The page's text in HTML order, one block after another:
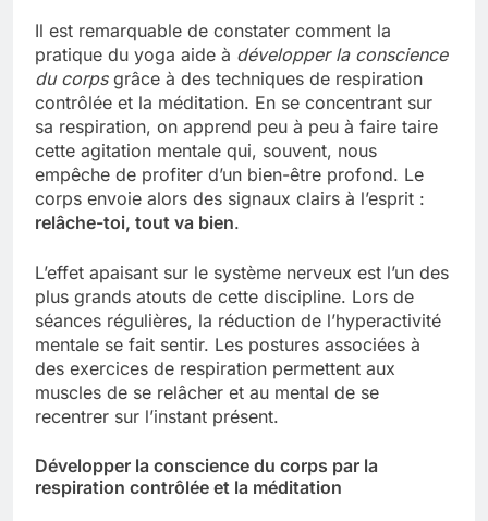
Il est remarquable de constater comment la
pratique du yoga aide à développer la conscience
du corpsgrâce à des techniques de respiration
contrôlée et la méditation. En se concentrant sur
sa respiration, on apprend peu à peu à faire taire
cette agitation mentale qui, souvent, nous
empêche de profiter d’un bien-être profond. Le
corps envoie alors des signaux clairs à l’esprit :
relâche-toi, tout va bien.
L’effet apaisant sur le système nerveux est l’un des
plus grands atouts de cette discipline. Lors de
séances régulières, la réduction de l’hyperactivité
mentale se fait sentir. Les postures associées à
des exercices de respiration permettent aux
muscles de se relâcher et au mental de se
recentrer sur l’instant présent.
Développer la conscience du corps par la
respiration contrôlée et la méditation